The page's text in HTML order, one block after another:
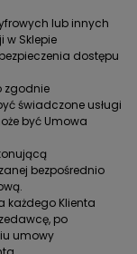
lub innych
w Sklepie
dostępu
zgodnie
świadczone usługi
być Umowa
bezpośrednio
Klienta
po
umowy